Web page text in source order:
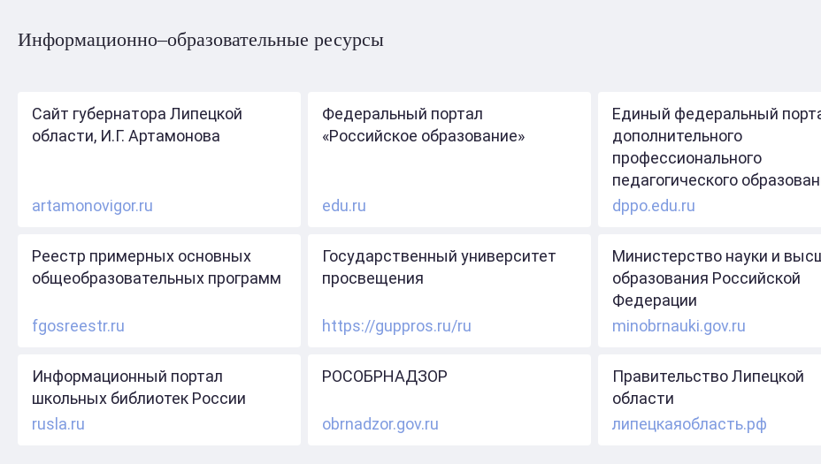
Информационно–образовательные ресурсы
Сайт губернатора Липецкой
области, И.Г. Артамонова
artamonovigor.ru
Федеральный портал
«Российское образование»
edu.ru
Единый федеральный
дополнительного
профессионального
педагогического
dppo.edu.ru
Реестр примерных основных
общеобразовательных программ
fgosreestr.ru
Государственный университет
просвещения
https://guppros.ru/ru
Министерство науки и
образования Российской
Федерации
minobrnauki.gov.ru
Информационный портал
школьных библиотек России
rusla.ru
РОСОБРНАДЗОР
obrnadzor.gov.ru
Правительство Липецкой
области
липецкаяобласть.рф